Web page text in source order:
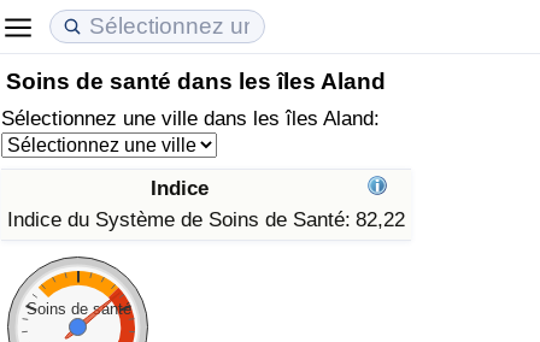
Soins de santé dans les îles Aland
Sélectionnez une ville dans les îles Aland:
Indice
Indice du Système de Soins de Santé: 82,22
Soins de santé
Coût de la vie
Indice du Coût de la Vie (Actuel)
Indice du Coût de la Vie
Indice du coût de la vie par pays
à Akaba
Prix de l'immobilier
Indice des Prix de l'immobilier (Actuel)
Indice des Prix de l'immobilier
Indice des Prix de l'immobilier par Pays
Qualité de Vie
Indice de Qualité de Vie
Indice de Qualité de Vie (Actuel)
Indice de qualité de vie par pays
Criminalité